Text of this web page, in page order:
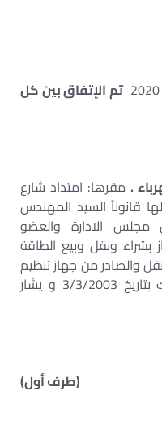
تم الإتفاق بين كل
. مقرها: امتداد شارع
قانونآ السيد المهندس
الادارة والعضو
ونقل وبيع الطاقة
بموجب الترخيص رقم 1/نقل والصادر من جهاز تنظيم
مرفق الكهرباء وحماية المستهلك بتاريخ 3/3/2003 و يشار
(طرف أول)